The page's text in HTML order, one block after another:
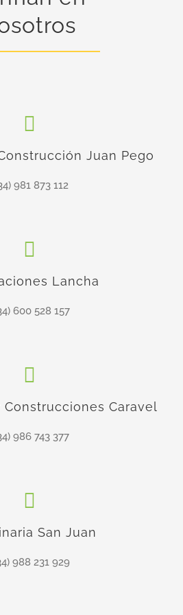
Juan Pego
981 873 112
Lancha
600 528 157
Construcciones Caravel
986 743 377
San Juan
988 231 929